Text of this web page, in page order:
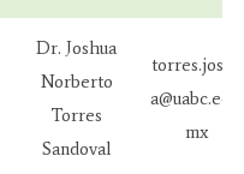
Dr. Joshua
Norberto
Torres
Sandoval
torres.joshu
a@uabc.edu.
mx